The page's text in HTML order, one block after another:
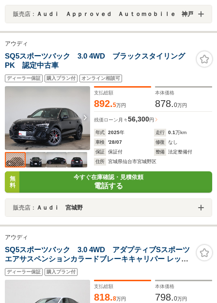
販売店： Ａｕｄｉ Ａｐｐｒｏｖｅｄ Ａｕｔｏｍｏｂｉｌｅ 神戸
アウディ
SQ5スポーツバック 3.0 4WD ブラックスタイリング
PK 認定中古車
ディーラー保証 購入プラン付 オンライン相談可
支払総額
892.5万円
本体価格
878.0万円
残価ローン 月々56,300円
年式 2025年 走行 0.1万km
車検
'28/07 修復
なし
保証
保証付 整備
法定整備付
住所
宮城県仙台市宮城野区
無
料
今すぐ在庫確認・見積依頼
電話する
販売店： Ａｕｄｉ 宮城野
アウディ
SQ5スポーツバック 3.0 4WD アダプティブSスポーツ
エアサスペンションカラードブレーキキャリパー レッド
ブラックスタイリングパッケージファインナッパレザー
ダイヤモンドステッチ
ディーラー保証 購入プラン付
支払総額
818.8万円
本体価格
798.0万円